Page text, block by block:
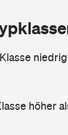
höher